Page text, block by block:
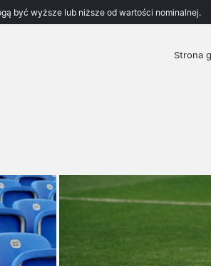
być wyższe lub niższe od wartości nominalnej.
Strona